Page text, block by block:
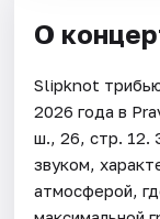
О
Slipknot
2026 года в
ш., 26, стр. 12.
звуком,
атмосферой,